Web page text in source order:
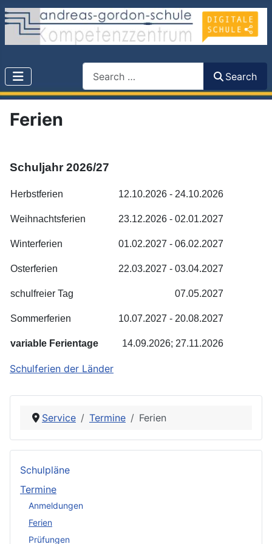
Search
Ferien
Schuljahr 2026/27
Herbstferien
Weihnachtsferien
Winterferien
Osterferien
schulfreier Tag
Sommerferien
variable Ferientage
12.10.2026 - 24.10.2026
23.12.2026 - 02.01.2027
01.02.2027 - 06.02.2027
22.03.2027 - 03.04.2027
07.05.2027
10.07.2027 - 20.08.2027
14.09.2026; 27.11.2026
Schulferien der Länder
Service Termine Ferien
Schulpläne
Termine
Anmeldungen
Ferien
Prüfungen